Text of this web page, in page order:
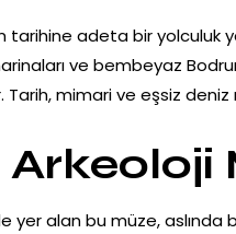
tarihine adeta bir yolculuk
ve bembeyaz
Tarih, mimari ve eşsiz
Arkeoloji
yer alan bu müze, aslında